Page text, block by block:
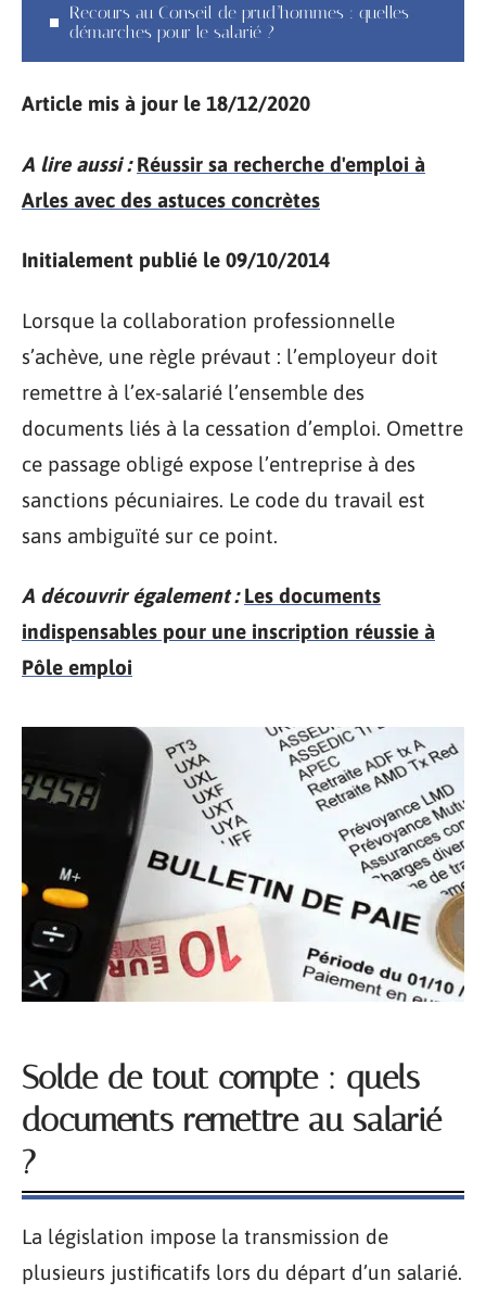
Recours au Conseil de prud’hommes : quelles
démarches pour le salarié ?
Article mis à jour le 18/12/2020
A lire aussi : Réussir sa recherche d'emploi à
Arles avec des astuces concrètes
Initialement publié le 09/10/2014
Lorsque la collaboration professionnelle
s’achève, une règle prévaut : l’employeur doit
remettre à l’ex-salarié l’ensemble des
documents liés à la cessation d’emploi. Omettre
ce passage obligé expose l’entreprise à des
sanctions pécuniaires. Le code du travail est
sans ambiguïté sur ce point.
A découvrir également : Les documents
indispensables pour une inscription réussie à
Pôle emploi
Solde de tout compte : quels
documents remettre au salarié
?
La législation impose la transmission de
plusieurs justificatifs lors du départ d’un salarié.